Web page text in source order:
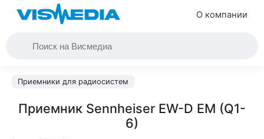
О компании
Приемники для радиосистем
Приемник Sennheiser EW-D EM (Q1-
6)